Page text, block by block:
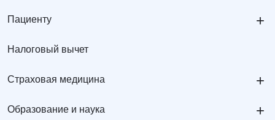
Пациенту +
Налоговый вычет
Страховая медицина +
Образование и наука +